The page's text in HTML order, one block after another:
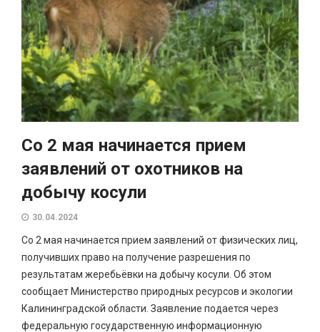
Со 2 мая начинается прием
заявлений от охотников на
добычу косули
30.04.2024
Со 2 мая начинается прием заявлений от физических лиц,
получивших право на получение разрешения по
результатам жеребьёвки на добычу косули. Об этом
сообщает Министерство природных ресурсов и экологии
Калининградской области. Заявление подается через
федеральную государственную информационную